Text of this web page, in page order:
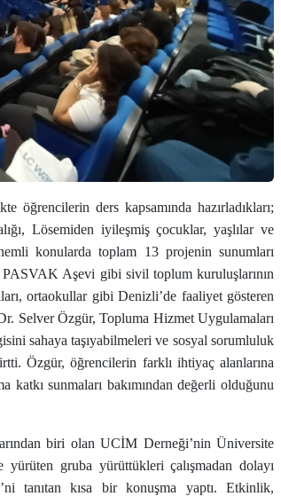
ders kapsamında hazırladıkları;
Lösemiden iyileşmiş çocuklar, yaşlılar ve
konularda toplam 13 projenin sunumları
Aşevi gibi sivil toplum kuruluşlarının
ortaokullar gibi Denizli’de faaliyet gösteren
Selver Özgür, Topluma Hizmet Uygulamaları
sahaya taşıyabilmeleri ve sosyal sorumluluk
Özgür, öğrencilerin farklı ihtiyaç alanlarına
sunmaları bakımından değerli olduğunu
biri olan UCİM Derneği’nin Üniversite
gruba yürüttükleri çalışmadan dolayı
tanıtan kısa bir konuşma yaptı. Etkinlik,